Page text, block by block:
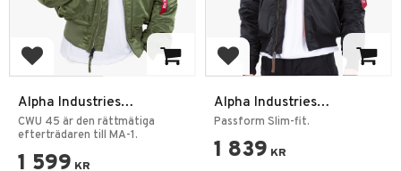
Add to favorites
Alpha Industries
Bomberjacka CWU-45
CWU 45 är den rättmätiga
efterträdaren till MA-1.
1 599 KR
Add to favorites
Alpha Industries
Bomberjacka MA-1 VF
Passform Slim-fit.
1 839 KR